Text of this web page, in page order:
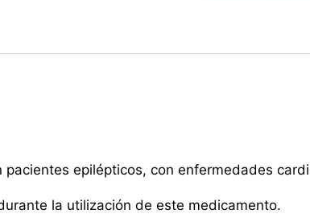
epilépticos, con enfermedades
la utilización de este medicamento.